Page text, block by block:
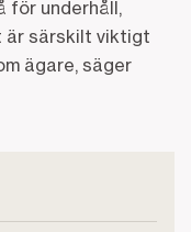
för underhåll,
är särskilt viktigt
ägare, säger